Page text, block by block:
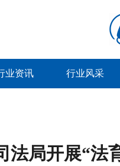
业资讯 行业风采
法局开展“法